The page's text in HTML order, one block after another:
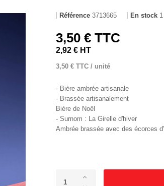
Référence 3713665 En stock
3,50 € TTC
2,92 € HT
3,50 € TTC / unité
- Bière ambrée artisanale
- Brassée artisanalement
Bière de Noël
- Surnom : La Girelle d'hiver
Ambrée brassée avec des écorces